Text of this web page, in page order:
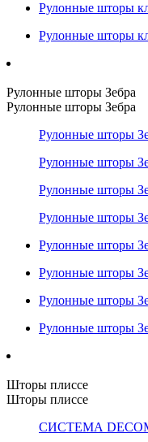
Рулонные шторы
Рулонные шторы
Рулонные шторы Зебра
Рулонные шторы Зебра
Рулонные шторы
Рулонные шторы
Рулонные шторы
Рулонные шторы
Рулонные шторы
Рулонные шторы
Рулонные шторы
Рулонные шторы
Шторы плиссе
Шторы плиссе
СИСТЕМА